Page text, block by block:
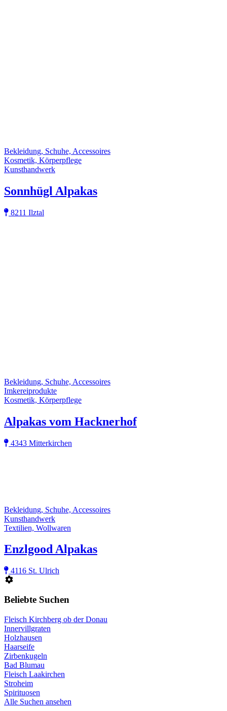
Bekleidung, Schuhe, Accessoires
Kosmetik, Körperpflege
Kunsthandwerk
Sonnhügl Alpakas
8211 Ilztal
Bekleidung, Schuhe, Accessoires
Imkereiprodukte
Kosmetik, Körperpflege
Alpakas vom Hacknerhof
4343 Mitterkirchen
Bekleidung, Schuhe, Accessoires
Kunsthandwerk
Textilien, Wollwaren
Enzlgood Alpakas
4116 St. Ulrich
Beliebte Suchen
Fleisch Kirchberg ob der Donau
Innervillgraten
Holzhausen
Haarseife
Zirbenkugeln
Bad Blumau
Fleisch Laakirchen
Stroheim
Spirituosen
Alle Suchen ansehen